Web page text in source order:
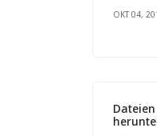
OKT 04,